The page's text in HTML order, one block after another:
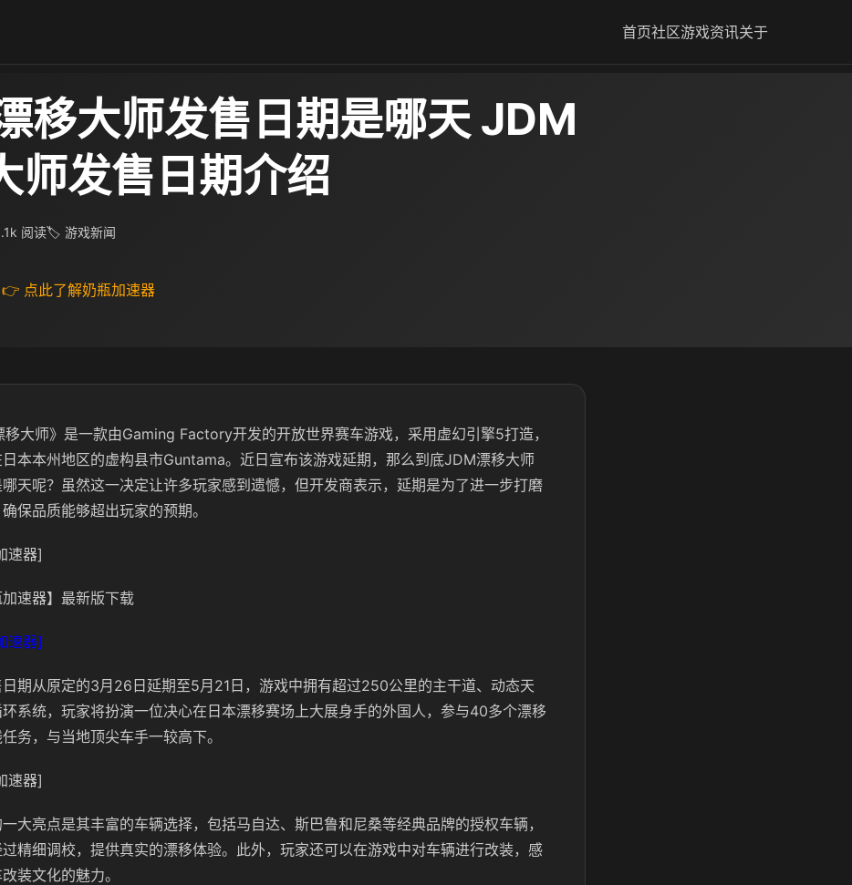
首页社区游戏资讯关于
移大师发售日期是哪天 JDM
师发售日期介绍
阅读🏷 游戏新闻
👉 点此了解奶瓶加速器
移大师》是一款由Gaming Factory开发的开放世界赛车游戏，采用虚幻引擎5打造，
本本州地区的虚构县市Guntama。近日宣布该游戏延期，那么到底JDM漂移大师
天呢？虽然这一决定让许多玩家感到遗憾，但开发商表示，延期是为了进一步打磨
保品质能够超出玩家的预期。
速器]
加速器】最新版下载
速器]
期从原定的3月26日延期至5月21日，游戏中拥有超过250公里的主干道、动态天
系统，玩家将扮演一位决心在日本漂移赛场上大展身手的外国人，参与40多个漂移
务，与当地顶尖车手一较高下。
速器]
大亮点是其丰富的车辆选择，包括马自达、斯巴鲁和尼桑等经典品牌的授权车辆，
精细调校，提供真实的漂移体验。此外，玩家还可以在游戏中对车辆进行改装，感
装文化的魅力。